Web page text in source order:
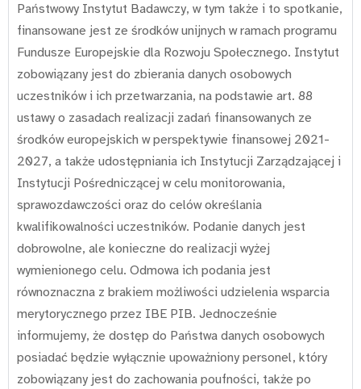
Państwowy Instytut Badawczy, w tym także i to spotkanie,
finansowane jest ze środków unijnych w ramach programu
Fundusze Europejskie dla Rozwoju Społecznego. Instytut
zobowiązany jest do zbierania danych osobowych
uczestników i ich przetwarzania, na podstawie art. 88
ustawy o zasadach realizacji zadań finansowanych ze
środków europejskich w perspektywie finansowej 2021-
2027, a także udostępniania ich Instytucji Zarządzającej i
Instytucji Pośredniczącej w celu monitorowania,
sprawozdawczości oraz do celów określania
kwalifikowalności uczestników. Podanie danych jest
dobrowolne, ale konieczne do realizacji wyżej
wymienionego celu. Odmowa ich podania jest
równoznaczna z brakiem możliwości udzielenia wsparcia
merytorycznego przez IBE PIB. Jednocześnie
informujemy, że dostęp do Państwa danych osobowych
posiadać będzie wyłącznie upoważniony personel, który
zobowiązany jest do zachowania poufności, także po